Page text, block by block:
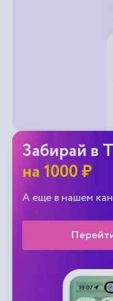
Забирай в
на 1000 ₽
А еще в нашем